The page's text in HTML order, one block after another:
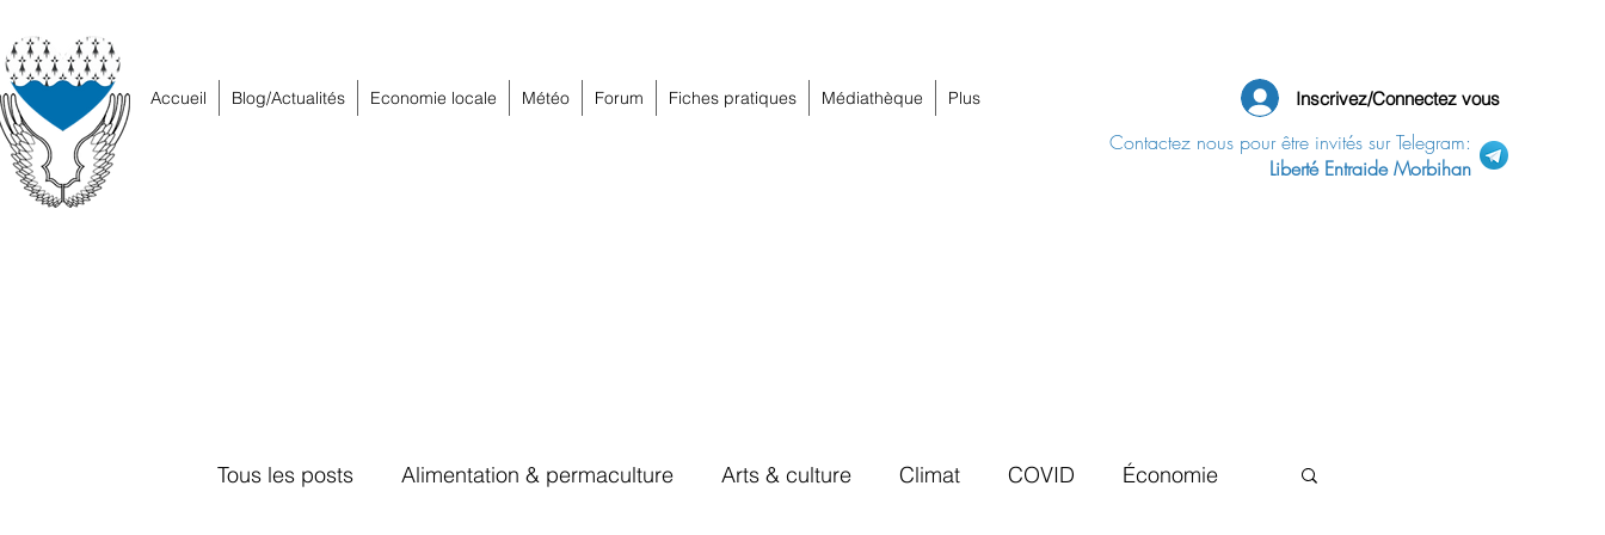
Accueil Blog/Actualités Economie locale Météo Forum Fiches pratiques Médiathèque Plus Inscrivez/Connectez vous
Contactez nous pour être invités sur Telegram:
Liberté Entraide Morbihan
Tous les posts Alimentation & permaculture Arts & culture Climat COVID Économie